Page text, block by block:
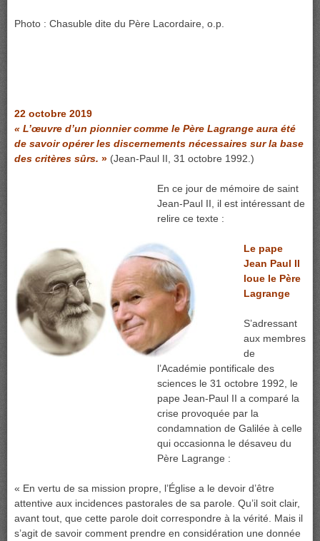
Photo : Chasuble dite du Père Lacordaire, o.p.
22 octobre 2019
« L’œuvre d’un pionnier comme le Père Lagrange aura été
de savoir opérer les discernements nécessaires sur la base
des critères sûrs. » (Jean-Paul II, 31 octobre 1992.)
En ce jour de mémoire de saint
Jean-Paul II, il est intéressant de
relire ce texte :
Le pape
Jean Paul II
loue le Père
Lagrange
S’adressant
aux membres
de
l’Académie pontificale des
sciences le 31 octobre 1992, le
pape Jean-Paul II a comparé la
crise provoquée par la
condamnation de Galilée à celle
qui occasionna le désaveu du
Père Lagrange :
« En vertu de sa mission propre, l’Église a le devoir d’être
attentive aux incidences pastorales de sa parole. Qu’il soit clair,
avant tout, que cette parole doit correspondre à la vérité. Mais il
s’agit de savoir comment prendre en considération une donnée